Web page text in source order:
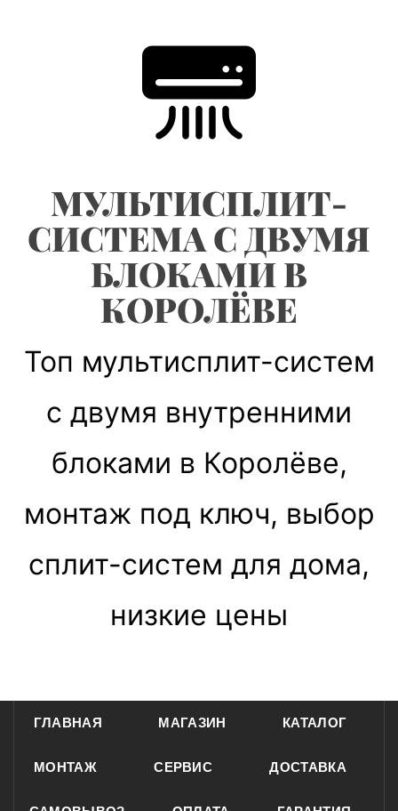
МУЛЬТИСПЛИТ-
СИСТЕМА С ДВУМЯ
БЛОКАМИ В
КОРОЛЁВЕ
Топ мультисплит-систем
с двумя внутренними
блоками в Королёве,
монтаж под ключ, выбор
сплит-систем для дома,
низкие цены
ГЛАВНАЯ МАГАЗИН КАТАЛОГ
МОНТАЖ СЕРВИС ДОСТАВКА